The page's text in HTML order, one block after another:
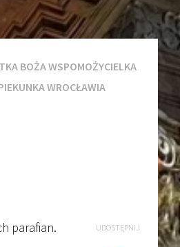
BOŻA WSPOMOŻYCIELKA
WROCŁAWIA
parafian.
UDOSTĘPNIJ